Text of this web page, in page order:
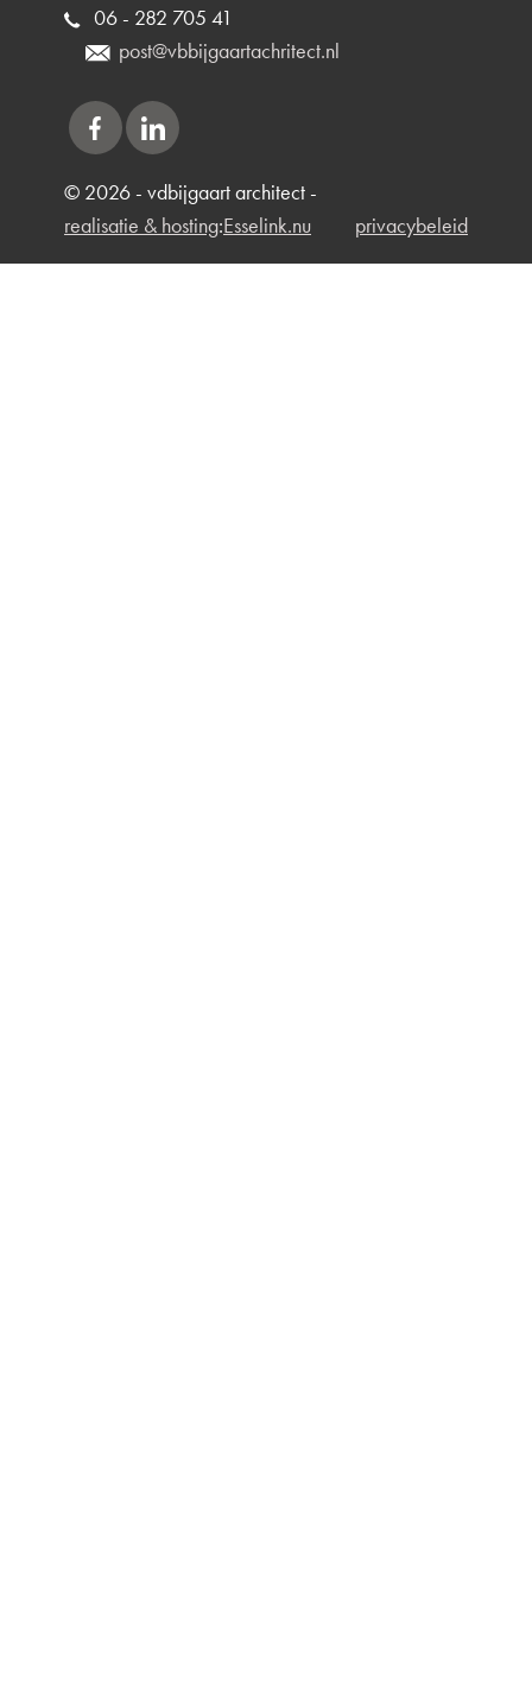
06 - 282 705 41
post@vbbijgaartachritect.nl
© 2026 - vdbijgaart architect -
realisatie & hosting:Esselink.nu privacybeleid